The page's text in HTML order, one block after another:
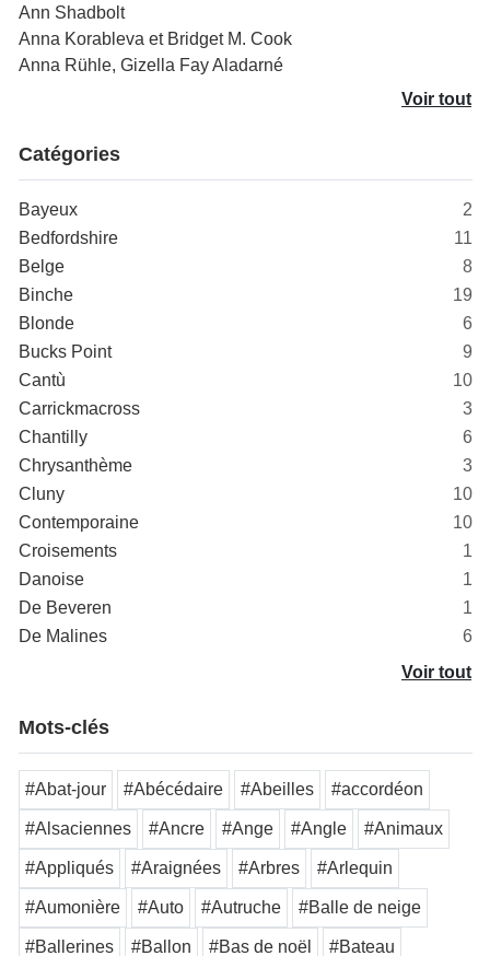
Ann Shadbolt
Anna Korableva et Bridget M. Cook
Anna Rühle, Gizella Fay Aladarné
Voir tout
Catégories
Bayeux
2
Bedfordshire
11
Belge
8
Binche
19
Blonde
6
Bucks Point
9
Cantù
10
Carrickmacross
3
Chantilly
6
Chrysanthème
3
Cluny
10
Contemporaine
10
Croisements
1
Danoise
1
De Beveren
1
De Malines
6
Voir tout
Mots-clés
#Abat-jour #Abécédaire #Abeilles #accordéon
#Alsaciennes #Ancre #Ange #Angle #Animaux
#Appliqués #Araignées #Arbres #Arlequin
#Aumonière #Auto #Autruche #Balle de neige
#Ballerines #Ballon #Bas de noël #Bateau